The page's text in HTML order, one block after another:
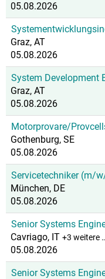
05.08.2026
Graz, AT
05.08.2026
System Development
Graz, AT
05.08.2026
Motorprovare/
Gothenburg, SE
05.08.2026
Servicetechniker (m/
München, DE
05.08.2026
Senior Systems
Cavriago, IT +3 weitere
05.08.2026
Senior Systems